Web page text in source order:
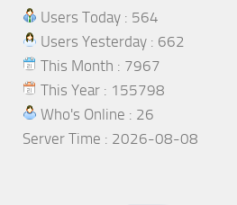
Users Today : 564
Users Yesterday : 662
This Month : 7967
This Year : 155798
Who's Online : 26
Server Time : 2026-08-08